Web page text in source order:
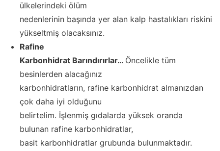
ülkelerindeki ölüm
nedenlerinin başında yer alan kalp hastalıkları riskini
yükseltmiş olacaksınız.
Rafine
Karbonhidrat Barındırırlar… Öncelikle tüm
besinlerden alacağınız
karbonhidratların, rafine karbonhidrat almanızdan
çok daha iyi olduğunu
belirtelim. İşlenmiş gıdalarda yüksek oranda
bulunan rafine karbonhidratlar,
basit karbonhidratlar grubunda bulunmaktadır.